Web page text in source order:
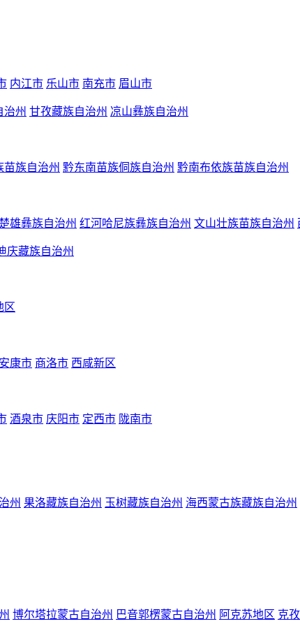
内江市 乐山市 南充市 眉山市
治州 甘孜藏族自治州 凉山彝族自治州
族自治州 黔东南苗族侗族自治州 黔南布依族苗族自治州
楚雄彝族自治州 红河哈尼族彝族自治州 文山壮族苗族自治州
庆藏族自治州
区
安康市 商洛市 西咸新区
酒泉市 庆阳市 定西市 陇南市
州 果洛藏族自治州 玉树藏族自治州 海西蒙古族藏族自治州
博尔塔拉蒙古自治州 巴音郭楞蒙古自治州 阿克苏地区 克